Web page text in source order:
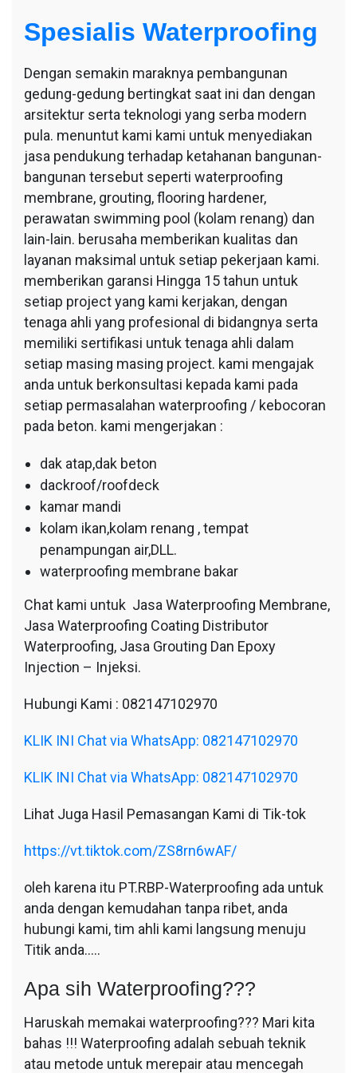
Spesialis Waterproofing
Dengan semakin maraknya pembangunan
gedung-gedung bertingkat saat ini dan dengan
arsitektur serta teknologi yang serba modern
pula. menuntut kami kami untuk menyediakan
jasa pendukung terhadap ketahanan bangunan-
bangunan tersebut seperti waterproofing
membrane, grouting, flooring hardener,
perawatan swimming pool (kolam renang) dan
lain-lain. berusaha memberikan kualitas dan
layanan maksimal untuk setiap pekerjaan kami.
memberikan garansi Hingga 15 tahun untuk
setiap project yang kami kerjakan, dengan
tenaga ahli yang profesional di bidangnya serta
memiliki sertifikasi untuk tenaga ahli dalam
setiap masing masing project. kami mengajak
anda untuk berkonsultasi kepada kami pada
setiap permasalahan waterproofing / kebocoran
pada beton. kami mengerjakan :
dak atap,dak beton
dackroof/roofdeck
kamar mandi
kolam ikan,kolam renang , tempat
penampungan air,DLL.
waterproofing membrane bakar
Chat kami untuk Jasa Waterproofing Membrane,
Jasa Waterproofing Coating Distributor
Waterproofing, Jasa Grouting Dan Epoxy
Injection – Injeksi.
Hubungi Kami : 082147102970
KLIK INI Chat via WhatsApp: 082147102970
KLIK INI Chat via WhatsApp: 082147102970
Lihat Juga Hasil Pemasangan Kami di Tik-tok
https://vt.tiktok.com/ZS8rn6wAF/
oleh karena itu PT.RBP-Waterproofing ada untuk
anda dengan kemudahan tanpa ribet, anda
hubungi kami, tim ahli kami langsung menuju
Titik anda…..
Apa sih Waterproofing???
Haruskah memakai waterproofing??? Mari kita
bahas !!! Waterproofing adalah sebuah teknik
atau metode untuk merepair atau mencegah